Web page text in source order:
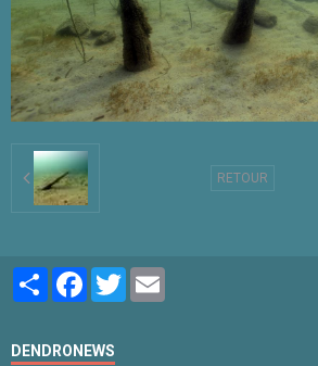
RETOUR
PartagerFacebook
Twitter
DENDRONEWS